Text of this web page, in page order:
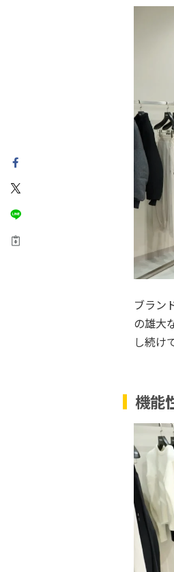
ブラン
の雄大
し続け
機能